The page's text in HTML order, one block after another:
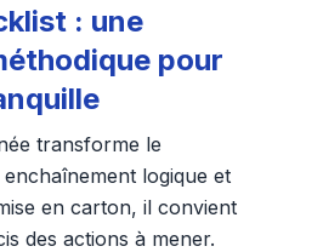
: une
pour
transforme le
logique et
en carton, il convient
des actions à mener.